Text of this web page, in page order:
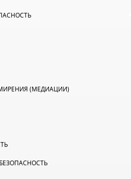
(МЕДИАЦИИ)